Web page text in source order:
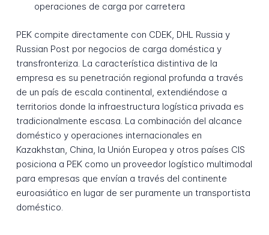
operaciones de carga por carretera
PEK compite directamente con CDEK, DHL Russia y
Russian Post por negocios de carga doméstica y
transfronteriza. La característica distintiva de la
empresa es su penetración regional profunda a través
de un país de escala continental, extendiéndose a
territorios donde la infraestructura logística privada es
tradicionalmente escasa. La combinación del alcance
doméstico y operaciones internacionales en
Kazakhstan, China, la Unión Europea y otros países CIS
posiciona a PEK como un proveedor logístico multimodal
para empresas que envían a través del continente
euroasiático en lugar de ser puramente un transportista
doméstico.